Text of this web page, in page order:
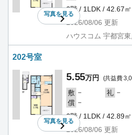
写真を見る
2階 / 1LDK / 42.67㎡
2026/08/06 更新
ハウスコム 宇都宮東
202号室
写真を見る
5.55万円 (共益費
敷 － 礼 －
償 －
2階 / 1LDK / 42.89㎡
2026/08/06 更新